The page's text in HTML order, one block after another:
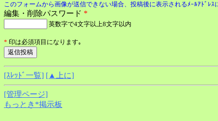
このフォームから画像が送信できない場合、投稿後に表示されるﾒｰﾙｱﾄﾞﾚ
編集・削除パスワード *
英数字で4文字以上8文字以内
* 印は必須項目になります｡
[ｽﾚｯﾄﾞ一覧] [▲上に]
[管理ページ]
もっとき*掲示板